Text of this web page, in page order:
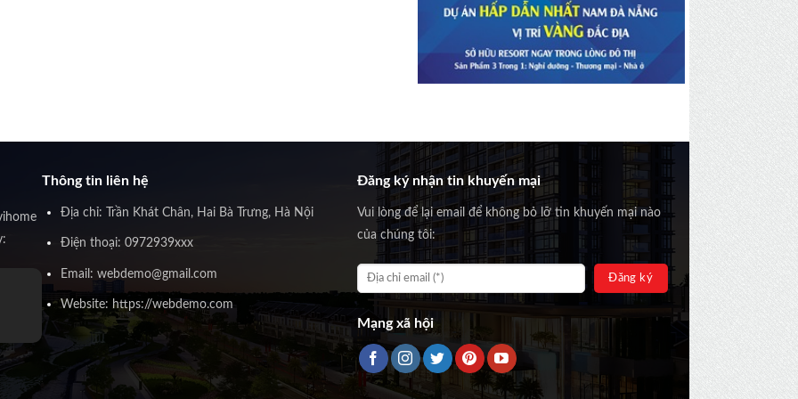
Thông tin liên hệ
Địa chỉ: Trần Khát Chân, Hai Bà Trưng, Hà Nội
Điện thoại: 0972939xxx
Email: webdemo@gmail.com
Website: https://webdemo.com
Đăng ký nhận tin khuyến mại
Vui lòng để lại email để không bỏ lỡ tin khuyến mại nào
của chúng tôi:
Mạng xã hội